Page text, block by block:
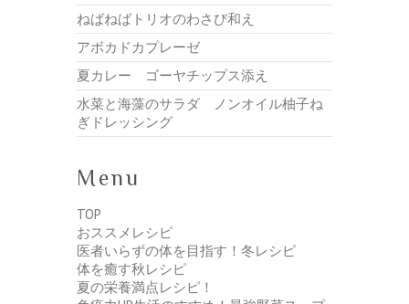
ねばねばトリオのわさび和え
アボカドカプレーゼ
夏カレー ゴーヤチップス添え
水菜と海藻のサラダ ノンオイル柚子ね
ぎドレッシング
Menu
TOP
おススメレシピ
医者いらずの体を目指す！冬レシピ
体を癒す秋レシピ
夏の栄養満点レシピ！